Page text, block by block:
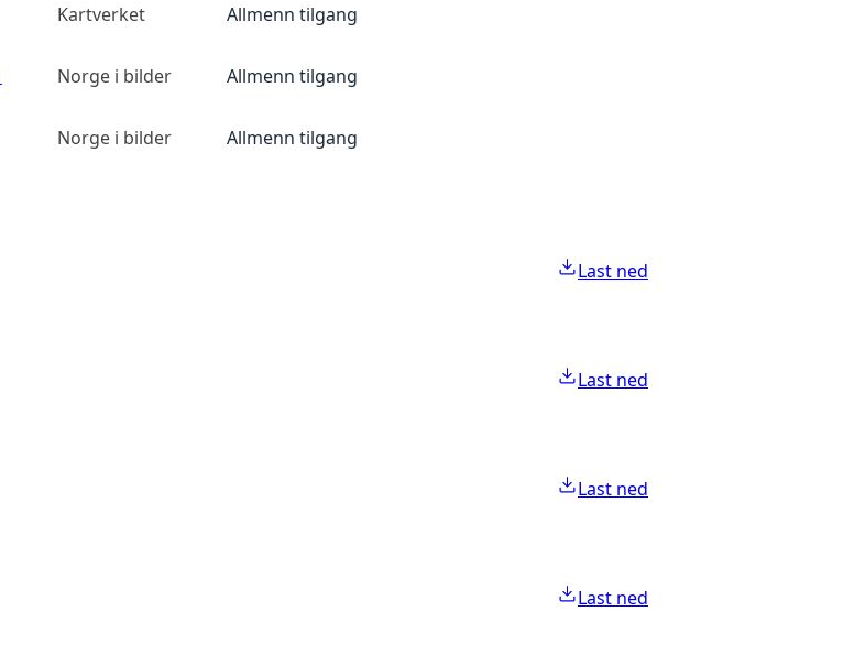
Kartverket Allmenn tilgang
Norge i bilder Allmenn tilgang
Norge i bilder Allmenn tilgang
Last ned
Last ned
Last ned
Last ned